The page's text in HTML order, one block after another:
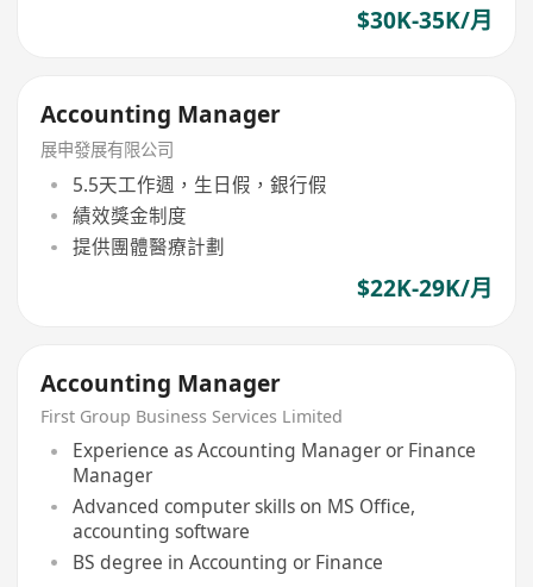
$30K-35K/月
Accounting Manager
展申發展有限公司
5.5天工作週，生日假，銀行假
績效獎金制度
提供團體醫療計劃
$22K-29K/月
Accounting Manager
First Group Business Services Limited
Experience as Accounting Manager or Finance
Manager
Advanced computer skills on MS Office,
accounting software
BS degree in Accounting or Finance